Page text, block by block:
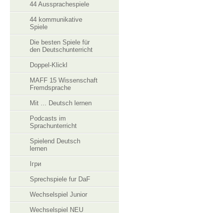
44 Aussprachespiele
44 kommunikative
Spiele
Die besten Spiele für
den Deutschunterricht
Doppel-Klickl
MAFF 15 Wissenschaft
Fremdsprache
Mit ... Deutsch lernen
Podcasts im
Sprachunterricht
Spielend Deutsch
lernen
Ігри
Sprechspiele fur DaF
Wechselspiel Junior
Wechselspiel NEU